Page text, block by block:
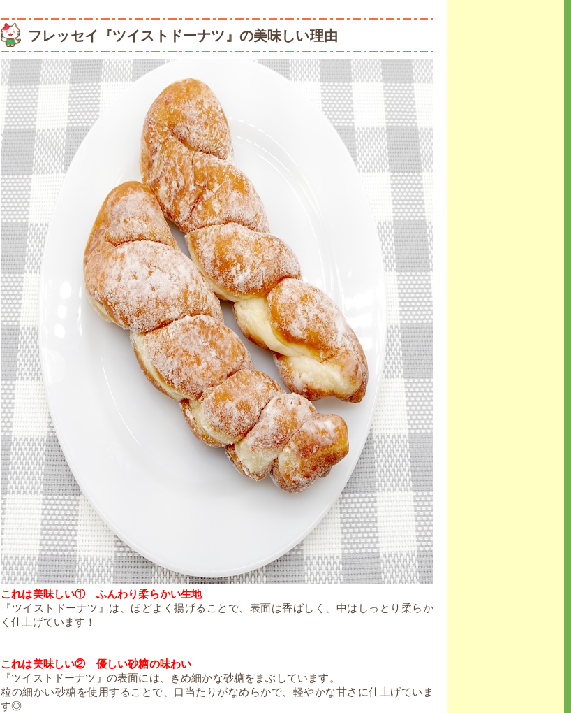
フレッセイ『ツイストドーナツ』の美味しい理由
これは美味しい① ふんわり柔らかい生地
『ツイストドーナツ』は、ほどよく揚げることで、表面は香ばしく、中はしっとり柔らか
く仕上げています！
これは美味しい② 優しい砂糖の味わい
『ツイストドーナツ』の表面には、きめ細かな砂糖をまぶしています。
粒の細かい砂糖を使用することで、口当たりがなめらかで、軽やかな甘さに仕上げていま
す◎